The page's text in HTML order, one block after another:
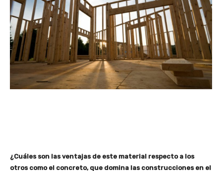
¿Cuáles son las ventajas de este material respecto a los
otros como el concreto, que domina las construcciones en el